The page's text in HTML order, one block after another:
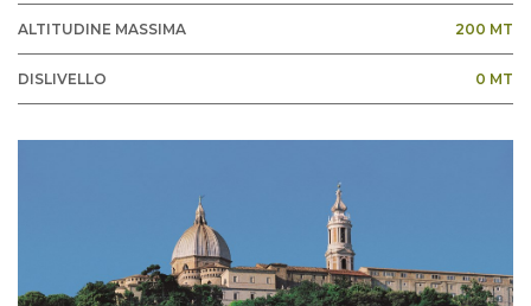
ALTITUDINE MASSIMA 200 MT
DISLIVELLO 0 MT